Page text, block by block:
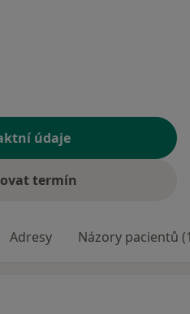
údaje
termín
Adresy Názory pacientů